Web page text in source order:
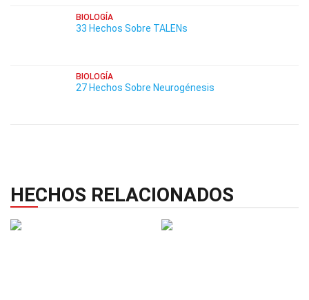
BIOLOGÍA
33 Hechos Sobre TALENs
BIOLOGÍA
27 Hechos Sobre Neurogénesis
HECHOS RELACIONADOS